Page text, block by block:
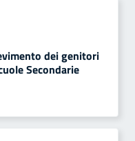
dei genitori
Secondarie